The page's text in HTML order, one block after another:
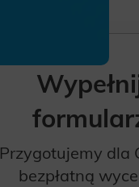
Przygotujemy dla
bezpłatną